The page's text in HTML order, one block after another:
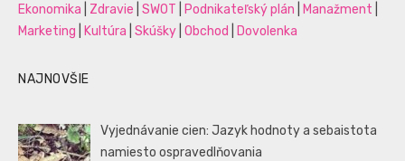
Ekonomika
Zdravie SWOT Podnikateľský plán Manažment
Marketing
Kultúra Skúšky Obchod Dovolenka
NAJNOVŠIE
Vyjednávanie cien: Jazyk hodnoty a sebaistota
namiesto ospravedlňovania